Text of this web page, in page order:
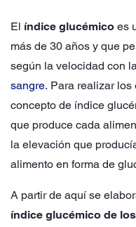
El índice glucémico es
más de 30 años y que
según la velocidad con
sangre. Para realizar
concepto de índice
que produce cada
la elevación que
alimento en forma de
A partir de aquí se
índice glucémico de